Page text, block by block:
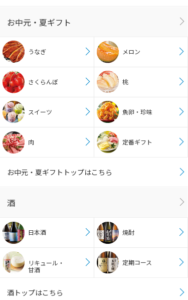
お中元・夏ギフト
うなぎ メロン
さくらんぼ 桃
スイーツ 魚卵・珍味
肉 定番ギフト
お中元・夏ギフトトップはこちら
酒
日本酒 焼酎
リキュール・
甘酒
定期コース
酒トップはこちら